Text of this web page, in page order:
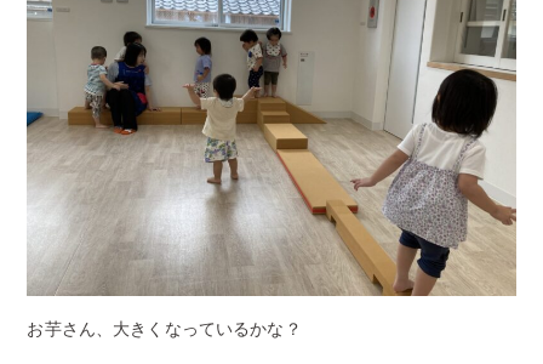
お芋さん、大きくなっているかな？